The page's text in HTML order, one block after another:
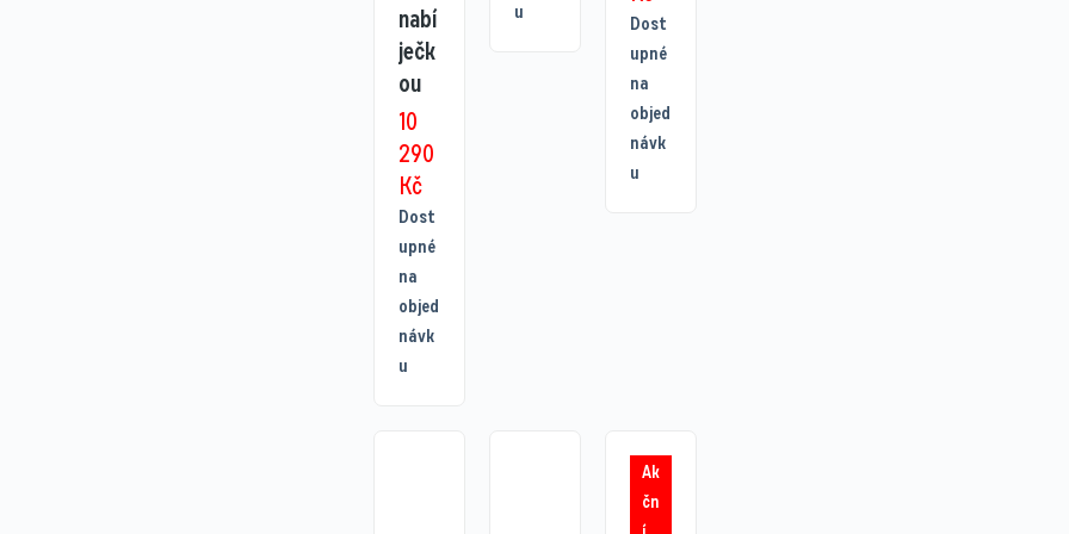
nabí
ječk
ou
10
290
Kč
Dost
upné
na
objed
návk
u
u
Dost
upné
na
objed
návk
u
Ak
čn